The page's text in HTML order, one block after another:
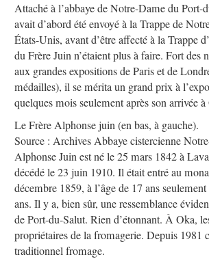
Attaché à l’abbaye de Notre-Dame du
avait d’abord été envoyé à la Trappe de
États-Unis, avant d’être affecté à la Trappe
du Frère Juin n’étaient plus à faire. Fort des
aux grandes expositions de Paris et de
médailles), il se mérita un grand prix à
quelques mois seulement après son arrivée
Le Frère Alphonse juin (en bas, à gauche).
Source : Archives Abbaye cistercienne
Alphonse Juin est né le 25 mars 1842 à
décédé le 23 juin 1910. Il était entré au
décembre 1859, à l’âge de 17 ans
ans. Il y a, bien sûr, une ressemblance
de Port-du-Salut. Rien d’étonnant. À Oka,
propriétaires de la fromagerie. Depuis 1981
traditionnel fromage.